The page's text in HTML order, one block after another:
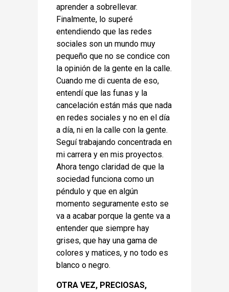
aprender a sobrellevar.
Finalmente, lo superé
entendiendo que las redes
sociales son un mundo muy
pequeño que no se condice con
la opinión de la gente en la calle.
Cuando me di cuenta de eso,
entendí que las funas y la
cancelación están más que nada
en redes sociales y no en el día
a día, ni en la calle con la gente.
Seguí trabajando concentrada en
mi carrera y en mis proyectos.
Ahora tengo claridad de que la
sociedad funciona como un
péndulo y que en algún
momento seguramente esto se
va a acabar porque la gente va a
entender que siempre hay
grises, que hay una gama de
colores y matices, y no todo es
blanco o negro.
OTRA VEZ, PRECIOSAS,